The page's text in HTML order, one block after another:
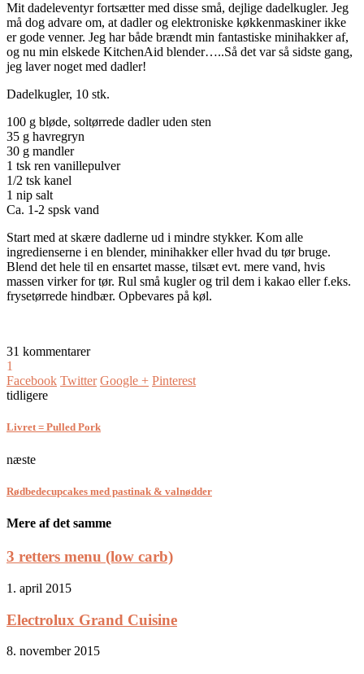
Mit dadeleventyr fortsætter med disse små, dejlige dadelkugler. Jeg
må dog advare om, at dadler og elektroniske køkkenmaskiner ikke
er gode venner. Jeg har både brændt min fantastiske minihakker af,
og nu min elskede KitchenAid blender…..Så det var så sidste gang,
jeg laver noget med dadler!
Dadelkugler, 10 stk.
100 g bløde, soltørrede dadler uden sten
35 g havregryn
30 g mandler
1 tsk ren vanillepulver
1/2 tsk kanel
1 nip salt
Ca. 1-2 spsk vand
Start med at skære dadlerne ud i mindre stykker. Kom alle
ingredienserne i en blender, minihakker eller hvad du tør bruge.
Blend det hele til en ensartet masse, tilsæt evt. mere vand, hvis
massen virker for tør. Rul små kugler og tril dem i kakao eller f.eks.
frysetørrede hindbær. Opbevares på køl.
31 kommentarer
1
Facebook Twitter Google + Pinterest
tidligere
Livret = Pulled Pork
næste
Rødbedecupcakes med pastinak & valnødder
Mere af det samme
3 retters menu (low carb)
1. april 2015
Electrolux Grand Cuisine
8. november 2015